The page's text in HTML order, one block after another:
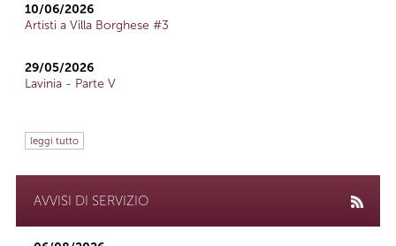
10/06/2026
Artisti a Villa Borghese #3
29/05/2026
Lavinia - Parte V
leggi tutto
AVVISI DI SERVIZIO